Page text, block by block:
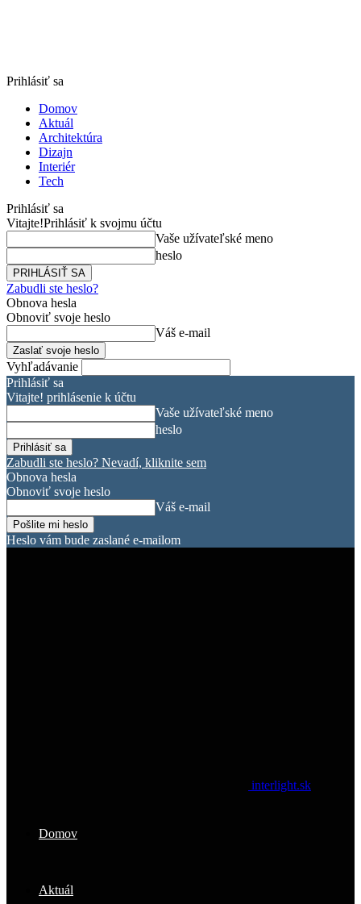
Prihlásiť sa
Domov
Aktuál
Architektúra
Dizajn
Interiér
Tech
Prihlásiť sa
Vitajte!Prihlásiť k svojmu účtu
Vaše užívateľské meno
heslo
Zabudli ste heslo?
Obnova hesla
Obnoviť svoje heslo
Váš e-mail
Vyhľadávanie
Prihlásiť sa
Vitajte! prihlásenie k účtu
Vaše užívateľské meno
heslo
Zabudli ste heslo? Nevadí, kliknite sem
Obnova hesla
Obnoviť svoje heslo
Váš e-mail
Heslo vám bude zaslané e-mailom
interlight.sk
Domov
Aktuál